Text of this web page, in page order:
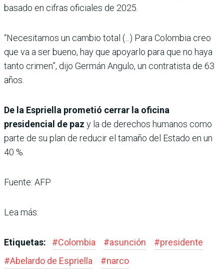
basado en cifras oficiales de 2025.
“Necesitamos un cambio total (...) Para Colombia creo
que va a ser bueno, hay que apoyarlo para que no haya
tanto crimen”, dijo Germán Angulo, un contratista de 63
años.
De la Espriella prometió cerrar la oficina
presidencial de paz y la de derechos humanos como
parte de su plan de reducir el tamaño del Estado en un
40 %.
Fuente: AFP
Lea más:
Etiquetas: #Colombia #asunción #presidente
#Abelardo de Espriella #narco